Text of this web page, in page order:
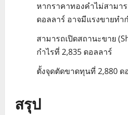
หากราคาทองคำไม่สามา
ดอลลาร์ อาจมีแรงขายทำ
สามารถเปิดสถานะขาย
กำไรที่ 2,835 ดอลลาร์
ตั้งจุดตัดขาดทุนที่ 2,880 ด
สรุป